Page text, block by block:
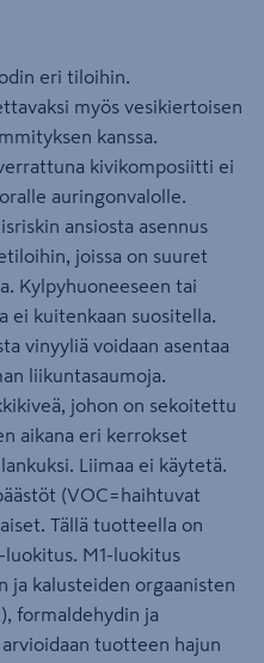
eri tiloihin.
myös vesikiertoisen
kanssa.
kivikomposiitti ei
auringonvalolle.
ansiosta asennus
joissa on suuret
Kylpyhuoneeseen tai
kuitenkaan suositella.
vinyyliä voidaan asentaa
liikuntasaumoja.
johon on sekoitettu
aikana eri kerrokset
Liimaa ei käytetä.
(VOC=haihtuvat
Tällä tuotteella on
luokitus. M1-luokitus
ja kalusteiden orgaanisten
formaldehydin ja
tuotteen hajun